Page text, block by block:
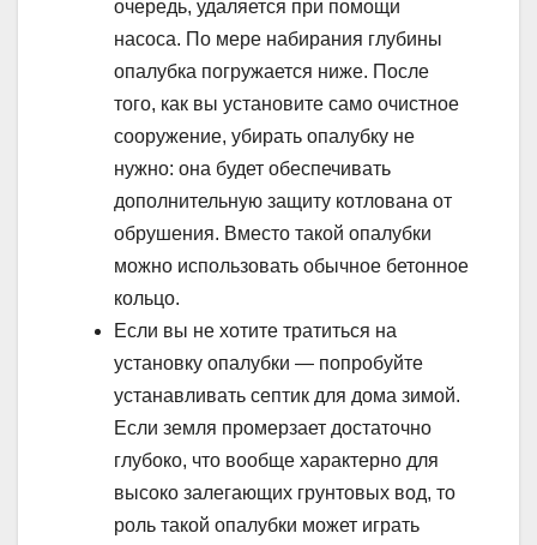
очередь, удаляется при помощи
насоса. По мере набирания глубины
опалубка погружается ниже. После
того, как вы установите само очистное
сооружение, убирать опалубку не
нужно: она будет обеспечивать
дополнительную защиту котлована от
обрушения. Вместо такой опалубки
можно использовать обычное бетонное
кольцо.
Если вы не хотите тратиться на
установку опалубки — попробуйте
устанавливать септик для дома зимой.
Если земля промерзает достаточно
глубоко, что вообще характерно для
высоко залегающих грунтовых вод, то
роль такой опалубки может играть